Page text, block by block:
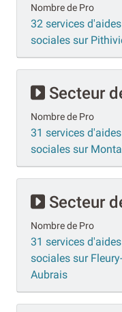
Nombre de Pro
32 services d'aides
sociales sur
Secteur
Nombre de Pro
31 services d'aides
sociales sur
Secteur
Nombre de Pro
31 services d'aides
sociales sur
Aubrais